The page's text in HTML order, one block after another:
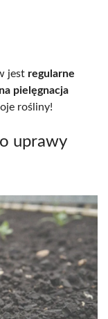
jest regularne
pielęgnacja
rośliny!
uprawy